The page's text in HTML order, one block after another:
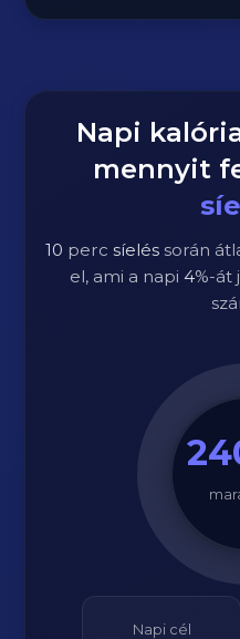
Napi
mennyit
10 perc síeléssorán
el, ami a napi 4%-át
Napi cél